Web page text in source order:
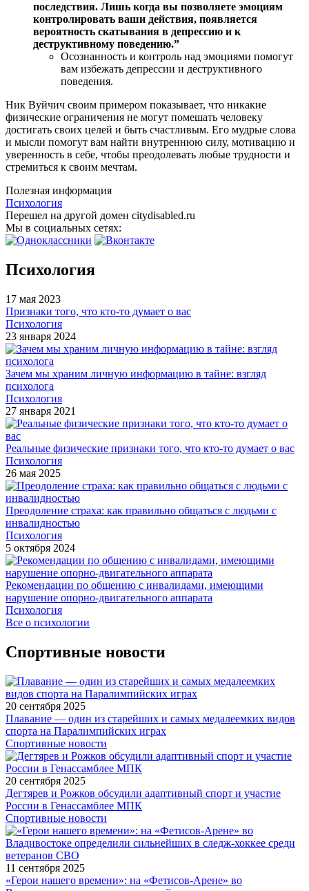
последствия. Лишь когда вы позволяете эмоциям
контролировать ваши действия, появляется
вероятность скатывания в депрессию и к
деструктивному поведению.”
Осознанность и контроль над эмоциями помогут
вам избежать депрессии и деструктивного
поведения.
Ник Вуйчич своим примером показывает, что никакие
физические ограничения не могут помешать человеку
достигать своих целей и быть счастливым. Его мудрые слова
и мысли помогут вам найти внутреннюю силу, мотивацию и
уверенность в себе, чтобы преодолевать любые трудности и
стремиться к своим мечтам.
Полезная информация
Психология
Перешел на другой домен citydisabled.ru
Мы в социальных сетях:
Психология
17 мая 2023
Признаки того, что кто-то думает о вас
Психология
23 января 2024
Зачем мы храним личную информацию в тайне: взгляд
психолога
Психология
27 января 2021
Реальные физические признаки того, что кто-то думает о вас
Психология
26 мая 2025
Преодоление страха: как правильно общаться с людьми с
инвалидностью
Психология
5 октября 2024
Рекомендации по общению с инвалидами, имеющими
нарушение опорно-двигательного аппарата
Психология
Все о психологии
Спортивные новости
20 сентября 2025
Плавание — один из старейших и самых медалеемких видов
спорта на Паралимпийских играх
Спортивные новости
20 сентября 2025
Дегтярев и Рожков обсудили адаптивный спорт и участие
России в Генассамблее МПК
Спортивные новости
11 сентября 2025
«Герои нашего времени»: на «Фетисов-Арене» во